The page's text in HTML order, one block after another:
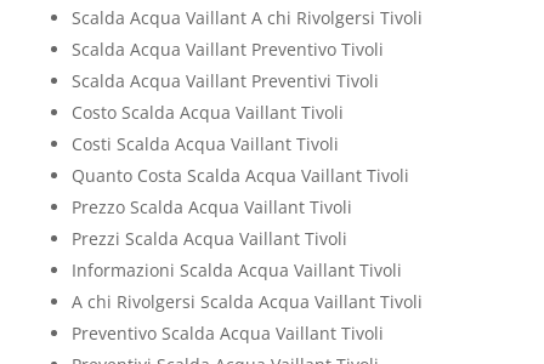
Scalda Acqua Vaillant A chi Rivolgersi Tivoli
Scalda Acqua Vaillant Preventivo Tivoli
Scalda Acqua Vaillant Preventivi Tivoli
Costo Scalda Acqua Vaillant Tivoli
Costi Scalda Acqua Vaillant Tivoli
Quanto Costa Scalda Acqua Vaillant Tivoli
Prezzo Scalda Acqua Vaillant Tivoli
Prezzi Scalda Acqua Vaillant Tivoli
Informazioni Scalda Acqua Vaillant Tivoli
A chi Rivolgersi Scalda Acqua Vaillant Tivoli
Preventivo Scalda Acqua Vaillant Tivoli